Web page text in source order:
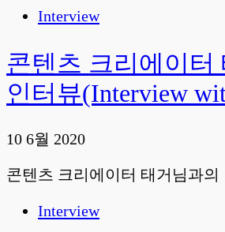
Interview
콘텐츠 크리에이터
인터뷰(Interview
10 6월 2020
콘텐츠 크리에이터 태거님과의
Interview